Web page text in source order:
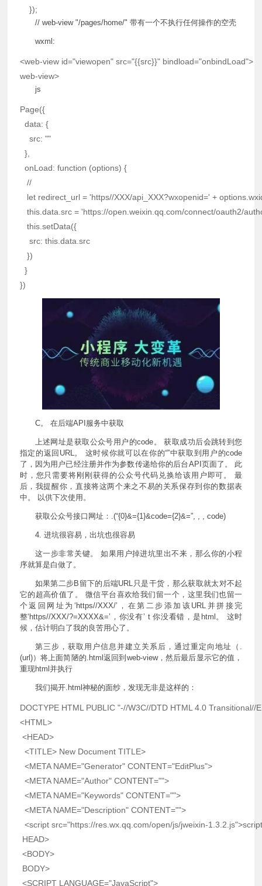
});
// web-view "/pages/home/" 带有一个不执行任何操作的空壳
wxml:
<web-view id="viewopen" src="{{src}}" bindload="onbindLoad">
web-view>
js
Page({
data: {
src: ""
},
onLoad: function (options) {
//
let redirect_url = 'https//XXX/api_XXX?wxopenid=' + options.
this. data src = 'https://open.weixin.qq.com/connect/oauth2/
this. setData({
src: this. data src
})
}
})
C。 在后端API服务中获取
上述网址是获取公众号用户的code。 获取成功后会跳转到您
指定的返回URL。 这时候你就可以在你的“”中获取到用户的code
了，因为用户已经注册并作为参数传递给你的后台API页面了。 此
时，您只需要将刚刚获得的公众号代码兑换给该用户即可。 最
后，我提醒你，直接将这两个来之不易的关系保存到你的数据表
中。 以供下次使用。
获取公众号接口网址：.(“{0}&={1}&code={2}&=”, , , code)
4. 进坑很容易，出坑也很容易
这一步非常关键。 如果用户掉进坑里出不来，那么你的小程
序就算是白做了。
如果第二步B留下的后端URL只是干货，那么获取就太对不起
它的超高价值了。 微信平台喜欢给我们留一个，这里我们也留一
个返回网址为‘https//XXX/’，在第二步添加该URL并拼接完
整‘https//XXX/?=XXXX&=’，你没有’ t 你没看错，是html。 这时
候，估计明白了我的良苦用心了。
第三步，获取用户信息并建立关系后，通过重定向地址（.
(url)）将上面简陋的.html返回到web-view，然后最后显示它的值，
重现html并执行
我们揭开.html神秘的面纱，发现无非是这样的：
DOCTYPE HTML PUBLIC "-//W3C//DTD HTML 4.0 Transitional//
<HTML >
<HEAD>
<TITLE> New Document TITLE>
<META NAME="Generator" CONTENT="EditPlus">
<META NAME="Author" CONTENT="">
<META NAME="Keywords" CONTENT="">
<META NAME="Description" CONTENT="">
<script src="https://res.wx.qq.com/open/js/jweixin-1.3.2.js">script
HEAD>
<BODY>
BODY>
<SCRIPT LANGUAGE="JavaScript">